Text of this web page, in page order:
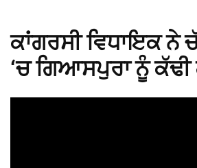
ਕਾਂਗਰਸੀ ਵਿਧਾਇਕ ਨੇ
‘ਚ ਗਿਆਸਪੁਰਾ ਨੂੰ ਕੱਢੀ